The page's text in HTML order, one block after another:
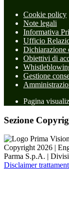
Cookie policy
Note legali
Informativa
Ufficio
Dichiarazione
Obiettivi di
Gestione
Pagina
Sezione
Copyright 2026 |
Parma S.p.A. |
Disclaimer